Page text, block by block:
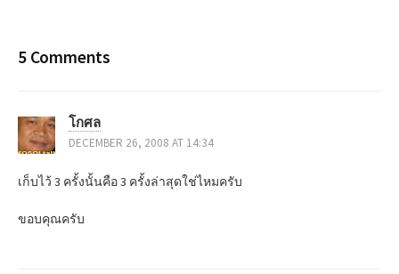
o
t
n
a
v
5 Comments
โกศล
DECEMBER 26, 2008 AT 14:34
เก็บไว้ 3 ครั้งนั้นคือ 3 ครั้งล่าสุดใช่ไหมครับ
ขอบคุณครับ